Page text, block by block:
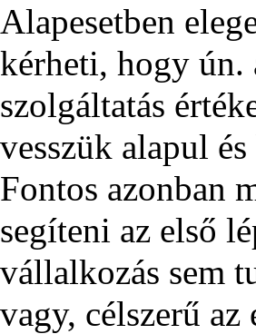
Alapesetben
kérheti, hogy ún.
szolgáltatás
vesszük alapul
Fontos azonban
segíteni az első
vállalkozás sem
vagy, célszerű